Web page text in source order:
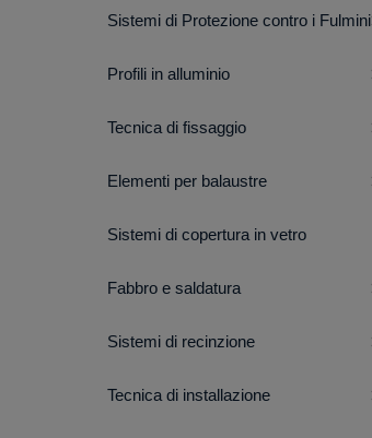
Sistemi di Protezione contro i Fulmini
Profili in alluminio
Tecnica di fissaggio
Elementi per balaustre
Sistemi di copertura in vetro
Fabbro e saldatura
Sistemi di recinzione
Tecnica di installazione